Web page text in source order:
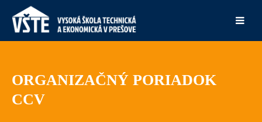
ORGANIZAČNÝ PORIADOK
CCV